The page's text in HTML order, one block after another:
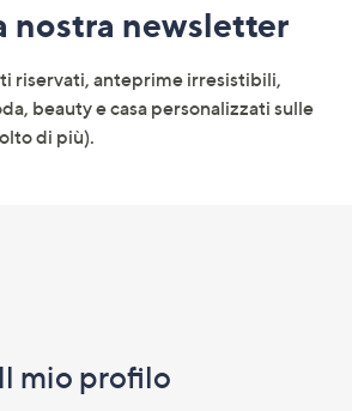
nostra newsletter
riservati, anteprime irresistibili,
beauty e casa personalizzati sulle
di più).
Il mio profilo​